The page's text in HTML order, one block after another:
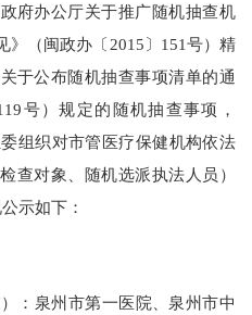
府办公厅关于推广随机抽查机
》（闽政办〔 2015〕 151号）精
于公布随机抽查事项清单的通
号）规定的随机抽查事项，
组织对市管医疗保健机构依法
查对象、随机选派执法人员）
示如下：
：泉州市第一医院、泉州市中